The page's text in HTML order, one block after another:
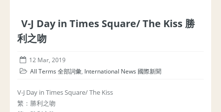
V-J Day in Times Square/ The Kiss 勝
利之吻
12 Mar, 2019
All Terms 全部詞彙, International News 國際新聞
V-J Day in Times Square/ The Kiss
繁：勝利之吻